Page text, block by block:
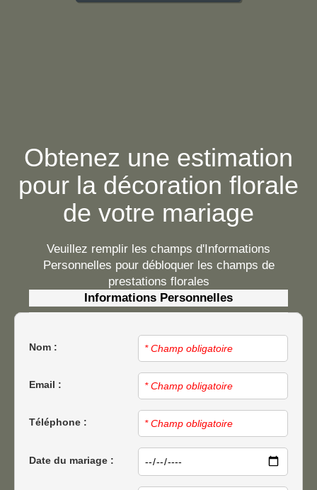
Obtenez une estimation
pour la décoration florale
de votre mariage
Veuillez remplir les champs d'Informations
Personnelles pour débloquer les champs de
prestations florales
Informations Personnelles
Nom :
Email :
Téléphone :
Date du mariage :